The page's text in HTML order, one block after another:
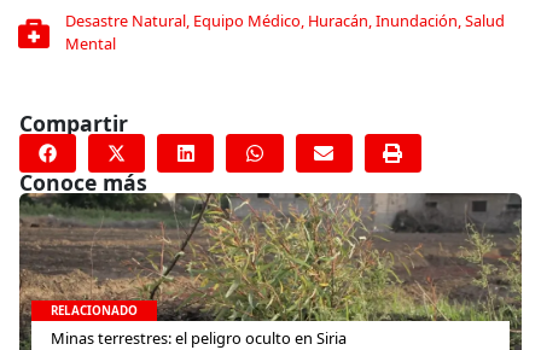
Desastre Natural, Equipo Médico, Huracán,Inundación,Salud
Mental
Compartir
Conoce más
RELACIONADO
Minas terrestres: el peligro oculto en Siria